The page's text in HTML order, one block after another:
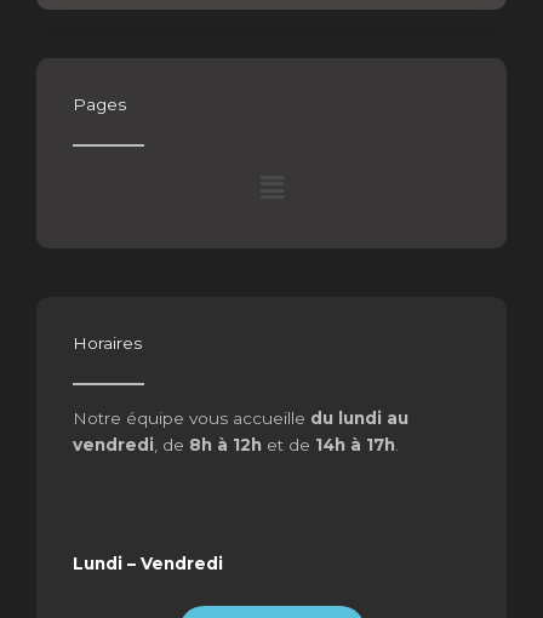
Pages
Menu
Horaires
Notre équipe vous accueille du lundi au
vendredi , de 8h à 12h et de 14h à 17h
Lundi – Vendredi